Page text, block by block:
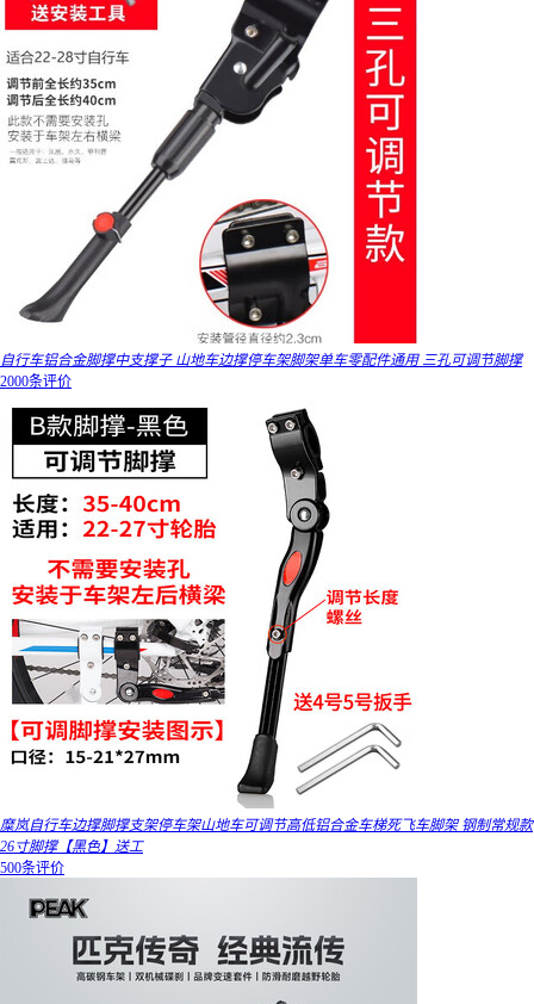
自行车铝合金脚撑中支撑子 山地车边撑停车架脚架单车零配件通用 三孔可调节脚撑
2000条评价
糜岚自行车边撑脚撑支架停车架山地车可调节高低铝合金车梯死飞车脚架 钢制常规款
26寸脚撑【黑色】送工
500条评价